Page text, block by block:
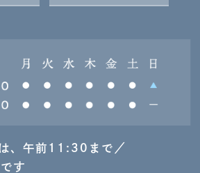
、午前11:30まで／
す